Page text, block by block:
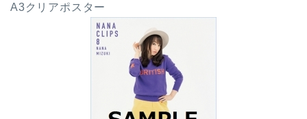
A3クリアポスター